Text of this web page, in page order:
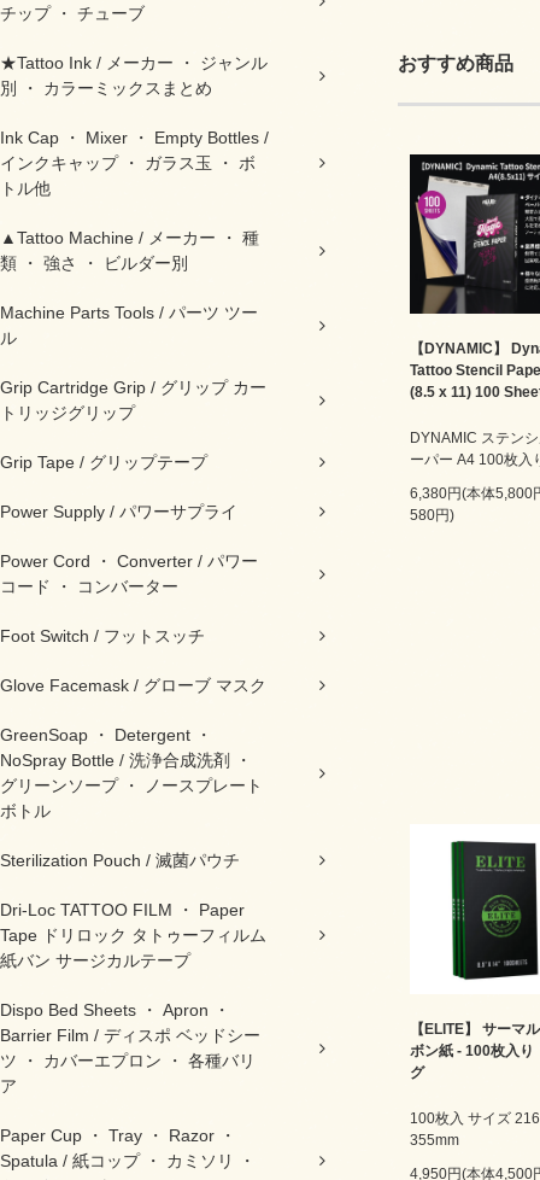
チップ ・ チューブ
★Tattoo Ink / メーカー ・ ジャンル
別 ・ カラーミックスまとめ
Ink Cap ・ Mixer ・ Empty Bottles /
インクキャップ ・ ガラス玉 ・ ボ
トル他
▲Tattoo Machine / メーカー ・ 種
類 ・ 強さ ・ ビルダー別
Machine Parts Tools / パーツ ツー
ル
Grip Cartridge Grip / グリップ カー
トリッジグリップ
Grip Tape / グリップテープ
Power Supply / パワーサプライ
Power Cord ・ Converter / パワー
コード ・ コンバーター
Foot Switch / フットスッチ
Glove Facemask / グローブ マスク
GreenSoap ・ Detergent ・
NoSpray Bottle / 洗浄合成洗剤 ・
グリーンソープ ・ ノースプレート
ボトル
Sterilization Pouch / 滅菌パウチ
Dri-Loc TATTOO FILM ・ Paper
Tape ドリロック タトゥーフィルム
紙バン サージカルテープ
Dispo Bed Sheets ・ Apron ・
Barrier Film / ディスポ ベッドシー
ツ ・ カバーエプロン ・ 各種バリ
ア
Paper Cup ・ Tray ・ Razor ・
Spatula / 紙コップ ・ カミソリ ・
おすすめ商品
【DYNAMIC】
Tattoo Stencil
(8.5 x 11) 100
DYNAMIC ステン
ーパー A4 100枚入
6,380円(本体5,800
580円)
【ELITE】 サーマ
ボン紙 - 100枚入り
グ
100枚入 サイズ
355mm
4,950円(本体4,500